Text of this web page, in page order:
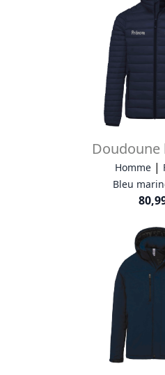
Doudoune
Homme |
Bleu